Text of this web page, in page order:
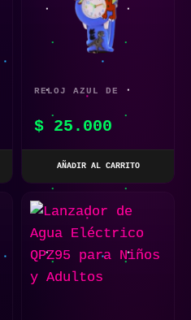
RELOJ AZUL DE
DINOSAURIO 3D PARA
NIÑOS
$ 25.000
AÑADIR AL CARRITO